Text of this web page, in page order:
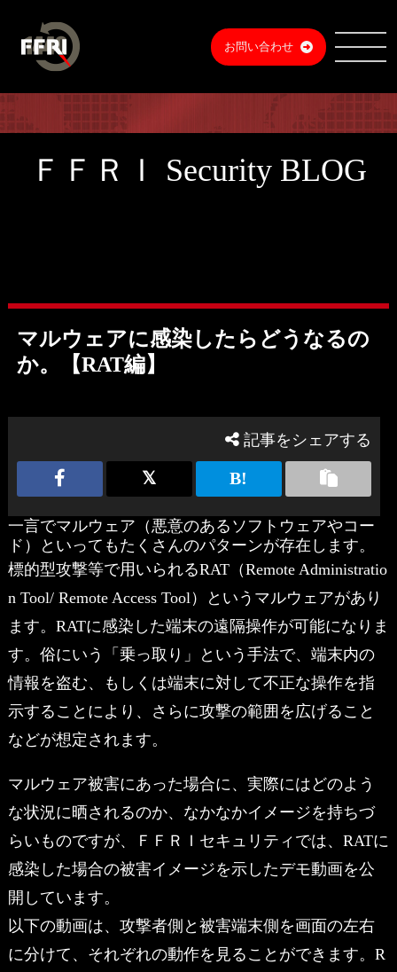
お問い合わせ
ＦＦＲＩ Security BLOG
マルウェアに感染したらどうなるの
か。【RAT編】
記事をシェアする
一言でマルウェア（悪意のあるソフトウェアやコー
ド）といってもたくさんのパターンが存在します。
標的型攻撃等で用いられるRAT（Remote Administratio
n Tool/ Remote Access Tool）というマルウェアがあり
ます。RATに感染した端末の遠隔操作が可能になりま
す。俗にいう「乗っ取り」という手法で、端末内の
情報を盗む、もしくは端末に対して不正な操作を指
示することにより、さらに攻撃の範囲を広げること
などが想定されます。
マルウェア被害にあった場合に、実際にはどのよう
な状況に晒されるのか、なかなかイメージを持ちづ
らいものですが、ＦＦＲＩセキュリティでは、RATに
感染した場合の被害イメージを示したデモ動画を公
開しています。
以下の動画は、攻撃者側と被害端末側を画面の左右
に分けて、それぞれの動作を見ることができます。R